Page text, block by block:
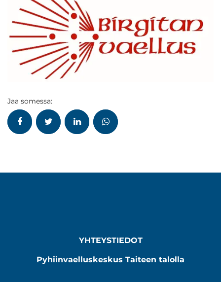
Jaa somessa:
YHTEYSTIEDOT
Pyhiinvaelluskeskus Taiteen talolla